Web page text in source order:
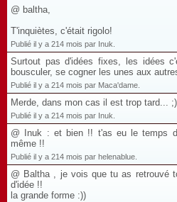
@ baltha,
T'inquiètes, c'était rigolo!
Publié il y a 214 mois par Inuk.
Surtout pas d'idées fixes, les idées
bousculer, se cogner les unes aux
Publié il y a 214 mois par Maca'dame.
Merde, dans mon cas il est trop tard... ;)
Publié il y a 214 mois par Inuk.
@ Inuk : et bien !! t'as eu le temps
même !!
Publié il y a 214 mois par helenablue.
@ Baltha , je vois que tu as retrouvé
d'idée !!
la grande forme :))